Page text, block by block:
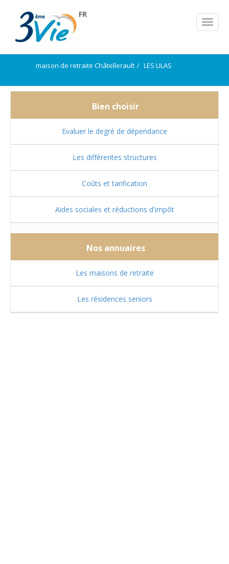
FR
maison de retraite Châtellerault LES LILAS
Bien choisir
Evaluer le degré de dépendance
Les différentes structures
Coûts et tarification
Aides sociales et réductions d'impôt
Nos annuaires
Les maisons de retraite
Les résidences seniors